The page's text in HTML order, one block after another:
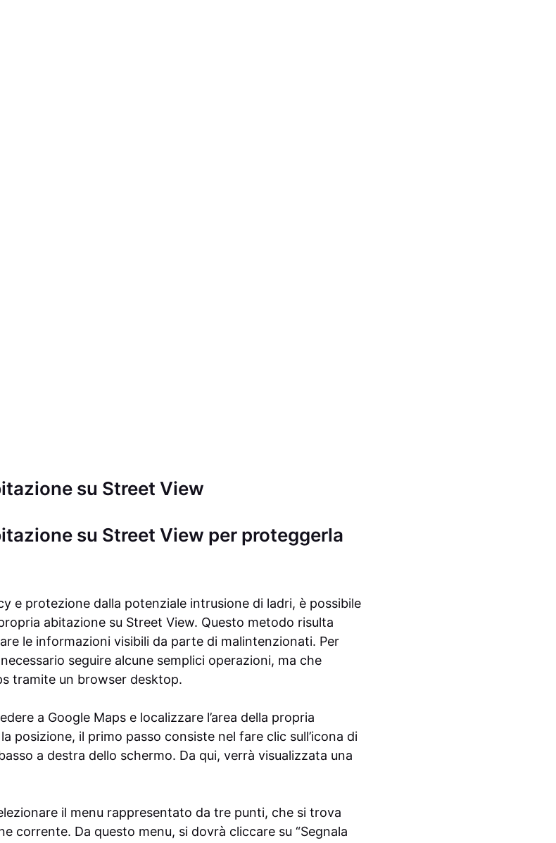
su Street View
su Street View per proteggerla
e protezione dalla potenziale intrusione di ladri, è possibile
abitazione su Street View. Questo metodo risulta
le informazioni visibili da parte di malintenzionati. Per
seguire alcune semplici operazioni, ma che
tramite un browser desktop.
a Google Maps e localizzare l’area della propria
posizione, il primo passo consiste nel fare clic sull’icona di
a destra dello schermo. Da qui, verrà visualizzata una
il menu rappresentato da tre punti, che si trova
corrente. Da questo menu, si dovrà cliccare su “Segnala